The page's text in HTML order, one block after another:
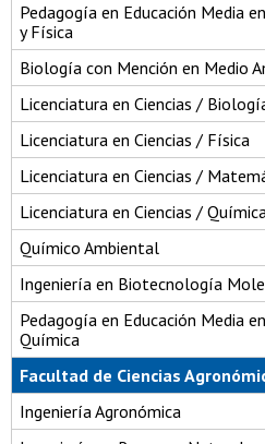
Pedagogía en Educación Media
y Física
Biología con Mención en Medio
Licenciatura en Ciencias /
Licenciatura en Ciencias / Física
Licenciatura en Ciencias /
Licenciatura en Ciencias /
Químico Ambiental
Ingeniería en Biotecnología
Pedagogía en Educación Media
Química
Facultad de Ciencias
Ingeniería Agronómica